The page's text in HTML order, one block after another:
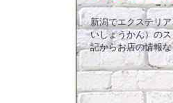
新潟でエクステリ
いしょうかん）の
記からお店の情報